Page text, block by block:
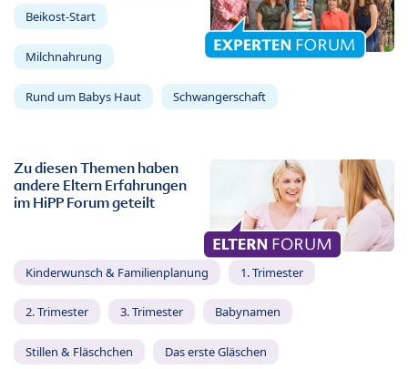
Beikost-Start
Milchnahrung
Rund um Babys Haut Schwangerschaft
Zu diesen Themen haben
andere Eltern Erfahrungen
im HiPP Forum geteilt
Kinderwunsch & Familienplanung 1. Trimester
2. Trimester 3. Trimester Babynamen
Stillen & Fläschchen Das erste Gläschen